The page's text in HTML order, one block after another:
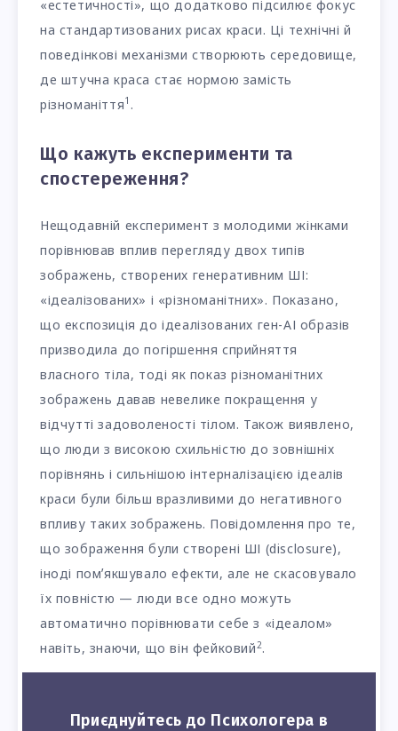
«естетичності», що додатково підсилює фокус
на стандартизованих рисах краси. Ці технічні й
поведінкові механізми створюють середовище,
де штучна краса стає нормою замість
різноманіття1 .
Що кажуть експерименти та
спостереження?
Нещодавній експеримент з молодими жінками
порівнював вплив перегляду двох типів
зображень, створених генеративним ШІ:
«ідеалізованих» і «різноманітних». Показано,
що експозиція до ідеалізованих ген-АІ образів
призводила до погіршення сприйняття
власного тіла, тоді як показ різноманітних
зображень давав невелике покращення у
відчутті задоволеності тілом. Також виявлено,
що люди з високою схильністю до зовнішніх
порівнянь і сильнішою інтерналізацією ідеалів
краси були більш вразливими до негативного
впливу таких зображень. Повідомлення про те,
що зображення були створені ШІ (disclosure),
іноді помʼякшувало ефекти, але не скасовувало
їх повністю — люди все одно можуть
автоматично порівнювати себе з «ідеалом»
навіть, знаючи, що він фейковий2.
Приєднуйтесь до Психологера в